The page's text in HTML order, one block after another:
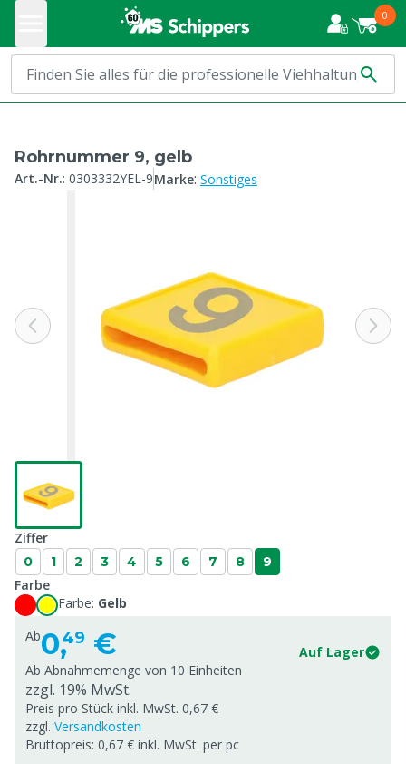
0
Rohrnummer 9, gelb
Art.-Nr.: 0303332YEL-9Marke: Sonstiges
Ziffer
0 1 2 3 4 5 6 7 8 9
Farbe
Farbe: Gelb
Ab0,49 €
Auf Lager
Ab Abnahmemenge von 10 Einheiten
zzgl. 19% MwSt.
Preis pro Stück inkl. MwSt. 0,67 €
zzgl. Versandkosten
Bruttopreis: 0,67 € inkl. MwSt. per pc